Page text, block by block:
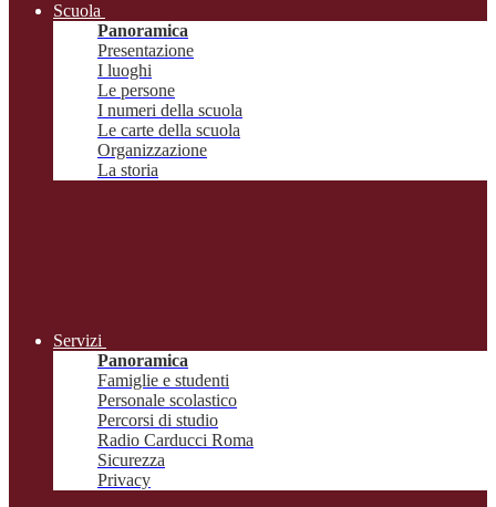
Scuola
Panoramica
Presentazione
I luoghi
Le persone
I numeri della scuola
Le carte della scuola
Organizzazione
La storia
Servizi
Panoramica
Famiglie e studenti
Personale scolastico
Percorsi di studio
Radio Carducci Roma
Sicurezza
Privacy